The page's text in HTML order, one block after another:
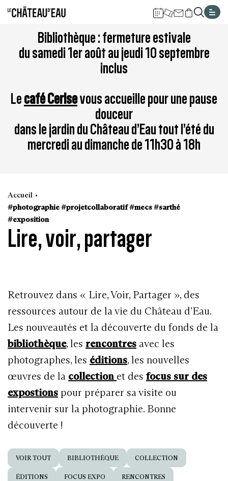
Aller
contenu
Aller
à
la
navigation
à
la
recherche
Aller
au
pied
plan
Bibliothèque : fermeture estivale
du samedi 1er août au jeudi 10 septembre
inclus
Lecafé Cerisevous accueille pour une pause
douceur
dans le jardin du Château d’Eau tout l’été du
mercredi au dimanche de 11h30 à 18h
Accueil
#photographie #projetcollaboratif #mecs #sarthé
#exposition
Lire, voir, partager
Retrouvez dans « Lire, Voir, Partager », des
ressources autour de la vie du Château d’Eau.
Les nouveautés et la découverte du fonds de la
bibliothèque, les rencontres avec les
photographes, les éditions, les nouvelles
œuvres de la collection et des focus sur des
expostions pour préparer sa visite ou
intervenir sur la photographie. Bonne
découverte !
VOIR TOUT BIBLIOTHÈQUE COLLECTION
ÉDITIONS FOCUS EXPO RENCONTRES